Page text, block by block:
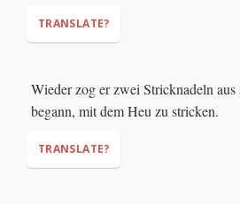
TRANSLATE?
"Hee hee hee... what do we have
Wieder zog er zwei Stricknadeln aus
begann, mit dem Heu zu stricken.
TRANSLATE?